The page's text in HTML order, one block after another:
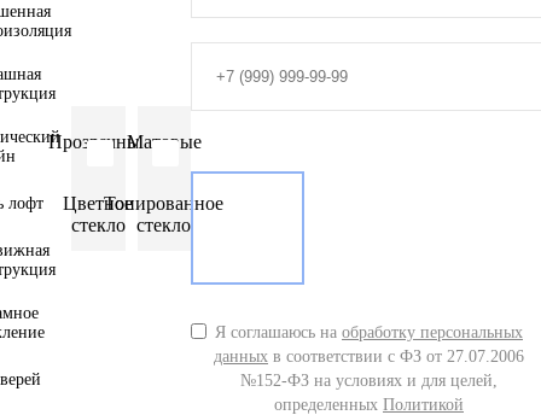
лофт
ПрозрачныеМатовые
Цветное
стекло
Тонированное
стекло
Я соглашаюсь на обработку персональных
данных в соответствии с ФЗ от 27.07.2006
№152-ФЗ на условиях и для целей,
определенных Политикой